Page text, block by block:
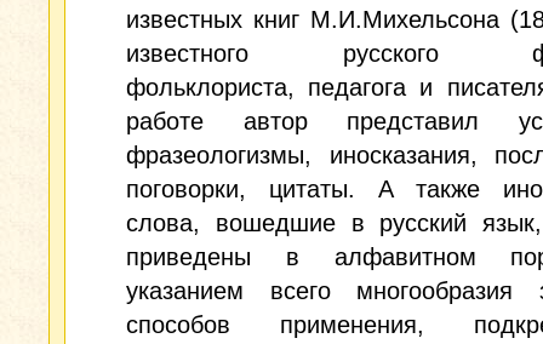
известных книг М.И.Михельсона
известного русского
фольклориста, педагога и
работе автор представил
фразеологизмы, иносказания,
поговорки, цитаты. А также
слова, вошедшие в русский
приведены в алфавитном
указанием всего многообразия
способов применения,